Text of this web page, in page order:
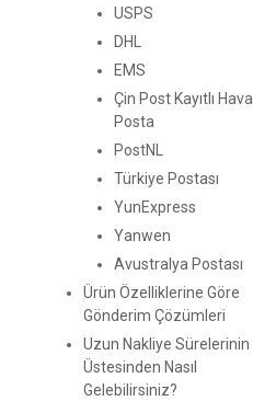
USPS
DHL
EMS
Çin Post Kayıtlı Hava
Posta
PostNL
Türkiye Postası
YunExpress
Yanwen
Avustralya Postası
Ürün Özelliklerine Göre
Gönderim Çözümleri
Uzun Nakliye Sürelerinin
Üstesinden Nasıl
Gelebilirsiniz?